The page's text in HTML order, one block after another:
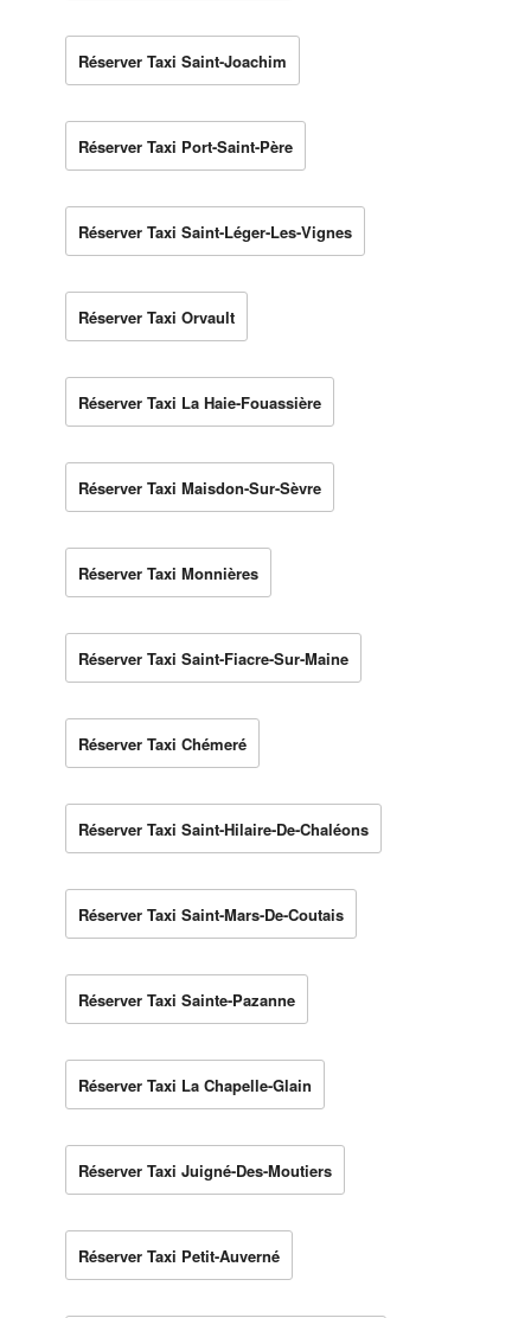
Réserver Taxi Saint-Joachim
Réserver Taxi Port-Saint-Père
Réserver Taxi Saint-Léger-Les-Vignes
Réserver Taxi Orvault
Réserver Taxi La Haie-Fouassière
Réserver Taxi Maisdon-Sur-Sèvre
Réserver Taxi Monnières
Réserver Taxi Saint-Fiacre-Sur-Maine
Réserver Taxi Chémeré
Réserver Taxi Saint-Hilaire-De-Chaléons
Réserver Taxi Saint-Mars-De-Coutais
Réserver Taxi Sainte-Pazanne
Réserver Taxi La Chapelle-Glain
Réserver Taxi Juigné-Des-Moutiers
Réserver Taxi Petit-Auverné